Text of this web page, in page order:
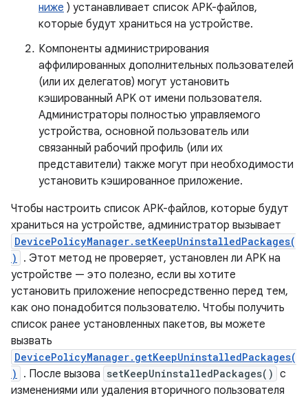
ниже ) устанавливает список APK-файлов,
которые будут храниться на устройстве.
Компоненты администрирования
аффилированных дополнительных пользователей
(или их делегатов) могут установить
кэшированный APK от имени пользователя.
Администраторы полностью управляемого
устройства, основной пользователь или
связанный рабочий профиль (или их
представители) также могут при необходимости
установить кэшированное приложение.
Чтобы настроить список APK-файлов, которые будут
храниться на устройстве, администратор вызывает
DevicePolicyManager.setKeepUninstalledPackages(
)
. Этот метод не проверяет, установлен ли APK на
устройстве — это полезно, если вы хотите
установить приложение непосредственно перед тем,
как оно понадобится пользователю. Чтобы получить
список ранее установленных пакетов, вы можете
вызвать
DevicePolicyManager.getKeepUninstalledPackages(
)
. После вызова setKeepUninstalledPackages() с
изменениями или удаления вторичного пользователя